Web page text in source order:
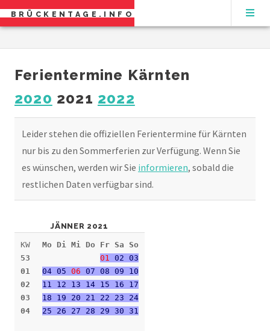
BRÜCKENTAGE.INFO
Ferientermine Kärnten
2020 2021 2022
Leider stehen die offiziellen Ferientermine für Kärnten
nur bis zu den Sommerferien zur Verfügung. Wenn Sie
es wünschen, werden wir Sie informieren, sobald die
restlichen Daten verfügbar sind.
JÄNNER 2021
KW
53
01
02
03
04
Mo Di Mi Do Fr Sa So
01 02 03
04 05 06 07 08 09 10
11 12 13 14 15 16 17
18 19 20 21 22 23 24
25 26 27 28 29 30 31